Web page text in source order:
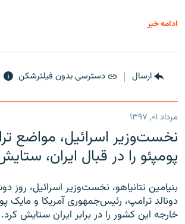
ادامه خبر
ارسال دسترسی بدون فیلترشکن
مرداد ۰۱, ۱۳۹۷
نخست‌وزیر اسرائیل، مواضع
پومپئو را در قبال ایران،
بنیامین نتانیاهو، نخست‌وزیر اسرائیل، روز
دونالد ترامپ، رئیس‌جمهوری آمریکا و مایک
خارجه این کشور را در برابر ایران ستایش کرد.